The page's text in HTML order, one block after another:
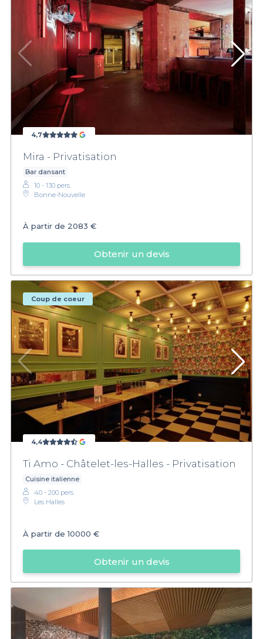
4,7
Mira - Privatisation
Bar dansant
10 - 130 pers.
Bonne-Nouvelle
À partir de 2083 €
Obtenir un devis
Coup de coeur
4,4
Ti Amo - Châtelet-les-Halles - Privatisation
Cuisine italienne
40 - 200 pers.
Les Halles
À partir de10000 €
Obtenir un devis